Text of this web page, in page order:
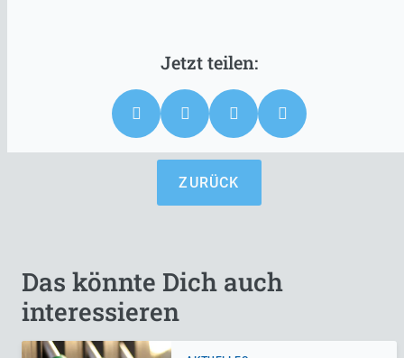
ZURÜCK
Das könnte Dich auch
interessieren